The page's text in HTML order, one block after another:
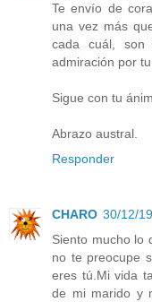
Te envío de
una vez más
cada cuál,
admiración por
Sigue con tu
Abrazo austral.
Responder
CHARO 30/12/
Siento mucho lo
no te preocupe
eres tú.Mi vida
de mi marido y